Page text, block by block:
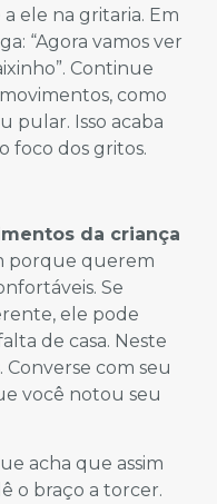
ele na gritaria. Em
“Agora vamos ver
Continue
como
pular. Isso acaba
foco dos gritos.
da criança
porque querem
Se
ele pode
de casa. Neste
Converse com seu
você notou seu
acha que assim
o braço a torcer.